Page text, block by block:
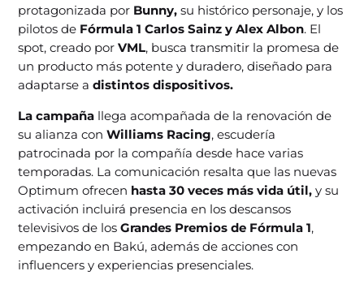
protagonizada por Bunny, su histórico personaje, y los
pilotos de Fórmula 1 Carlos Sainz y Alex Albon. El
spot, creado porVML, busca transmitir la promesa de
un producto más potente y duradero, diseñado para
adaptarse a distintos dispositivos.
La campaña llega acompañada de la renovación de
su alianza conWilliams Racing, escudería
patrocinada por la compañía desde hace varias
temporadas. La comunicación resalta que las nuevas
Optimum ofrecen hasta 30 veces más vida útil, y su
activación incluirá presencia en los descansos
televisivos de los Grandes Premios de Fórmula 1,
empezando en Bakú, además de acciones con
influencers y experiencias presenciales.